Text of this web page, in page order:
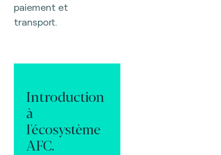
paiement et
transport.
Introduction
à
l'écosystème
AFC.